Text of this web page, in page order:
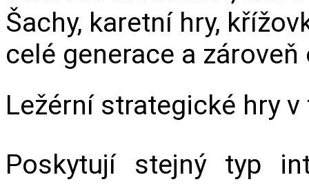
Šachy, karetní hry,
celé generace a
Ležérní strategické hry
Poskytují stejný typ